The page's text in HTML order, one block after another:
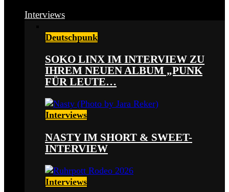
Interviews
Deutschpunk
SOKO LINX IM INTERVIEW ZU
IHREM NEUEN ALBUM „PUNK
FÜR LEUTE…
Interviews
NASTY IM SHORT & SWEET-
INTERVIEW
Interviews